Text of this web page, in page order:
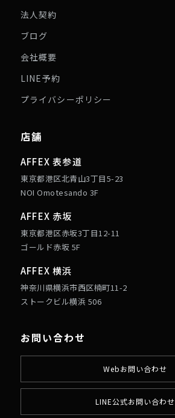
法人契約
ブログ
会社概要
LINE予約
プライバシーポリシー
店舗
AFFEX 表参道
東京都港区北青山3丁目5-23
NOI Omotesando 3F
AFFEX 赤坂
東京都港区赤坂3丁目12-11
ゴールド赤坂 5F
AFFEX 横浜
神奈川県横浜市西区楠町11-2
ストークビル横浜 506
お問い合わせ
Webお問い合わせ
LINE公式お問い合わせ